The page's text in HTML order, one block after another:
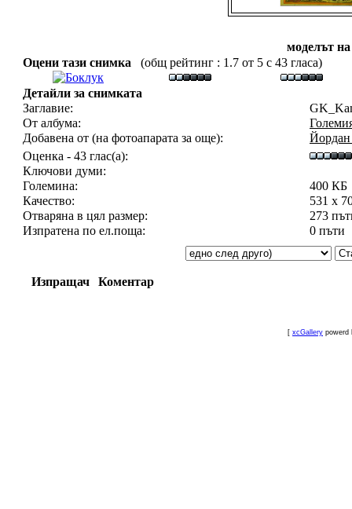
моделът
Оцени тази снимка
(общ рейтинг : 1.7 от 5 с 43 гласа)
Детайли за снимката
Заглавие:
От албума:
Добавена от (на фотоапарата за още):
Оценка - 43 глас(а):
Ключови думи:
Големина:
400 КБ
Качество:
531 x
Отваряна в цял размер:
273
Изпратена по ел.поща:
0 пъти
Изпращач Коментар
[ xcGallery